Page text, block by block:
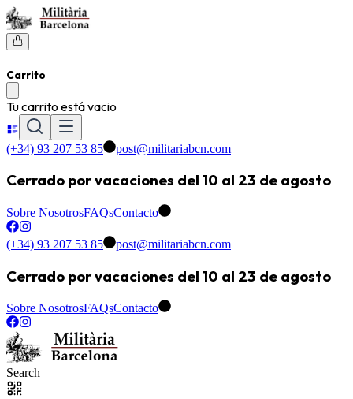
Carrito
Tu carrito está vacio
(+34) 93 207 53 85 post@militariabcn.com
Cerrado por vacaciones del 10 al 23 de agosto
Sobre NosotrosFAQsContacto
(+34) 93 207 53 85 post@militariabcn.com
Cerrado por vacaciones del 10 al 23 de agosto
Sobre NosotrosFAQsContacto
Search